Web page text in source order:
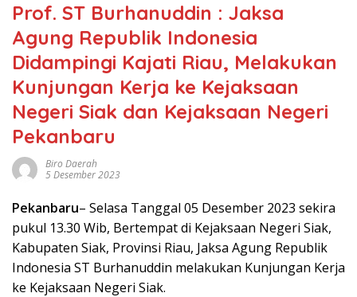
Prof. ST Burhanuddin : Jaksa
Agung Republik Indonesia
Didampingi Kajati Riau, Melakukan
Kunjungan Kerja ke Kejaksaan
Negeri Siak dan Kejaksaan Negeri
Pekanbaru
Biro Daerah
5 Desember 2023
Pekanbaru– Selasa Tanggal 05 Desember 2023 sekira
pukul 13.30 Wib, Bertempat di Kejaksaan Negeri Siak,
Kabupaten Siak, Provinsi Riau, Jaksa Agung Republik
Indonesia ST Burhanuddin melakukan Kunjungan Kerja
ke Kejaksaan Negeri Siak.